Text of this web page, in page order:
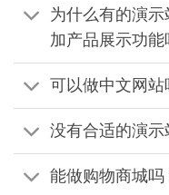
为什么有的演
加产品展示功能
可以做中文网站
没有合适的演示
能做购物商城吗